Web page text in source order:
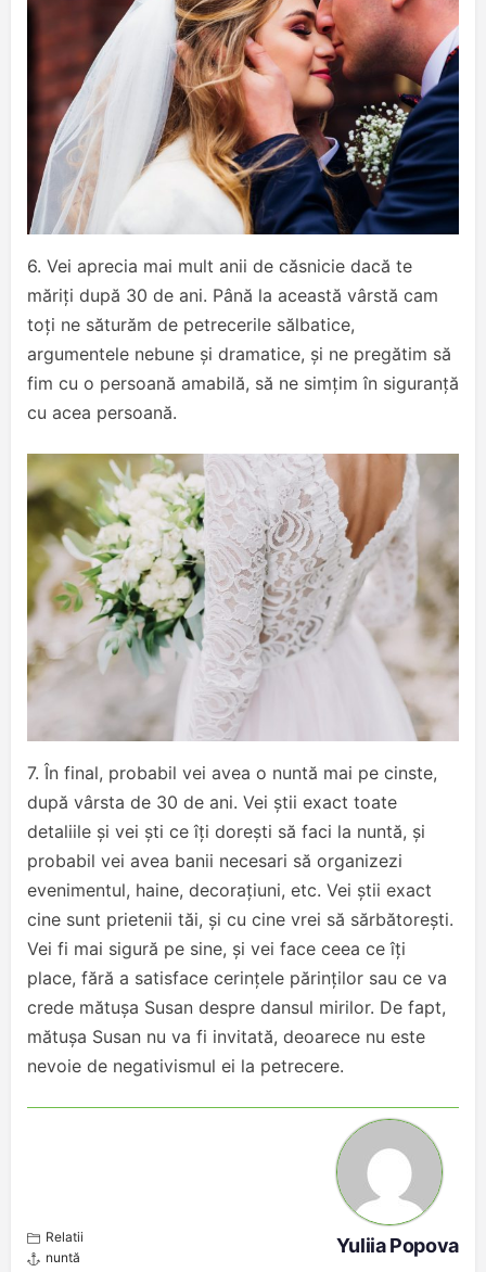
6. Vei aprecia mai mult anii de căsnicie dacă te
măriți după 30 de ani. Până la această vârstă cam
toți ne săturăm de petrecerile sălbatice,
argumentele nebune și dramatice, și ne pregătim să
fim cu o persoană amabilă, să ne simțim în siguranță
cu acea persoană.
7. În final, probabil vei avea o nuntă mai pe cinste,
după vârsta de 30 de ani. Vei știi exact toate
detaliile și vei ști ce îți dorești să faci la nuntă, și
probabil vei avea banii necesari să organizezi
evenimentul, haine, decorațiuni, etc. Vei știi exact
cine sunt prietenii tăi, și cu cine vrei să sărbătorești.
Vei fi mai sigură pe sine, și vei face ceea ce îți
place, fără a satisface cerințele părinților sau ce va
crede mătușa Susan despre dansul mirilor. De fapt,
mătușa Susan nu va fi invitată, deoarece nu este
nevoie de negativismul ei la petrecere.
Relatii
nuntă
Yuliia Popova